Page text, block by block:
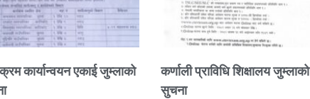
कार्यान्वयन एकाई जुम्लाको
कर्णाली प्राविधि शिक्षालय जुम्लाको
सुचना